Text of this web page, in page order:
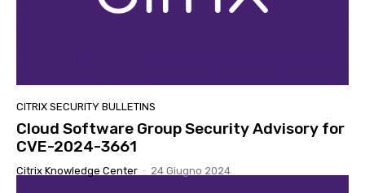
CITRIX SECURITY BULLETINS
Cloud Software Group Security Advisory for
CVE-2024-3661
Citrix Knowledge Center - 24 Giugno 2024